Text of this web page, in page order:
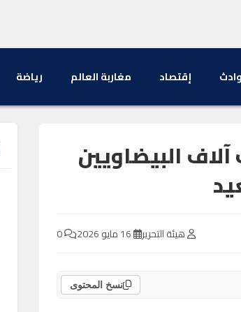
إقتصاد مغاربة العالم رياضة
البيضاويين
هيئة التحرير
نسخ المحتوى